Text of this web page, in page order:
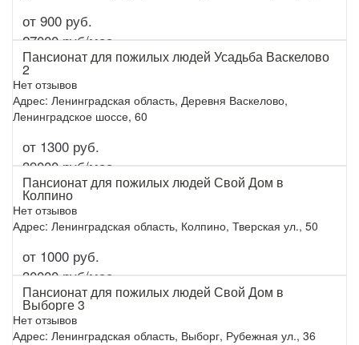
от 900 руб.
27000 руб/мес.
Пансионат для пожилых людей Усадьба Васкелово
2
Нет отзывов
Адрес: Ленинградская область, Деревня Васкелово,
Ленинградское шоссе, 60
от 1300 руб.
39000 руб/мес.
Пансионат для пожилых людей Свой Дом в
Колпино
Нет отзывов
Адрес: Ленинградская область, Колпино, Тверская ул., 50
от 1000 руб.
30000 руб/мес.
Пансионат для пожилых людей Свой Дом в
Выборге 3
Нет отзывов
Адрес: Ленинградская область, Выборг, Рубежная ул., 36